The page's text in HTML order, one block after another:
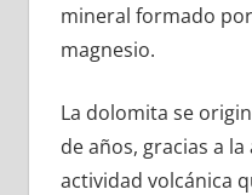
mineral formado
magnesio.
La dolomita se
de años, gracias a
actividad volcánica